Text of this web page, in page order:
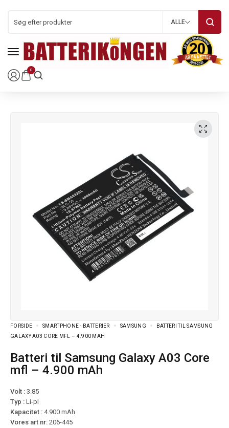
0
ALLE
FORSIDE SMARTPHONE - BATTERIER SAMSUNG
BATTERI TIL SAMSUNG
GALAXY A03 CORE MFL – 4.900 MAH
Batteri til Samsung Galaxy A03 Core
mfl – 4.900 mAh
Volt : 3.85
Typ : Li-pl
Kapacitet : 4.900 mAh
Vores art nr: 206-445